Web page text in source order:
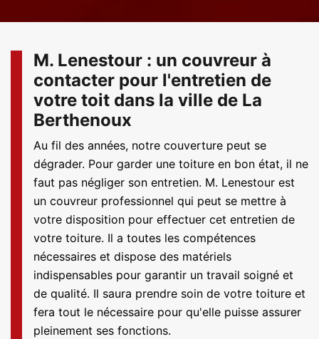
M. Lenestour : un couvreur à
contacter pour l'entretien de
votre toit dans la ville de La
Berthenoux
Au fil des années, notre couverture peut se
dégrader. Pour garder une toiture en bon état, il ne
faut pas négliger son entretien. M. Lenestour est
un couvreur professionnel qui peut se mettre à
votre disposition pour effectuer cet entretien de
votre toiture. Il a toutes les compétences
nécessaires et dispose des matériels
indispensables pour garantir un travail soigné et
de qualité. Il saura prendre soin de votre toiture et
fera tout le nécessaire pour qu'elle puisse assurer
pleinement ses fonctions.